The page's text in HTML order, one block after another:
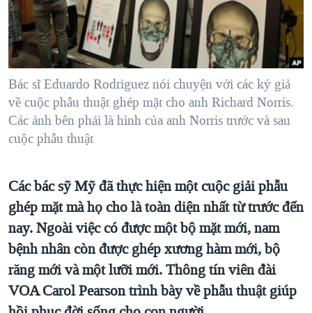
"Tìm"NGƯỜI VIỆT HẢI NGOẠI
ĐỜI SỐNG
KINH TẾ
KHOA HỌC
SỨC KHOẺ
VĂN HOÁ
GIÁO DỤC
TẠI
HÀNH TRÌNH BẦU CỬ 2024
MỘT NĂM CHIẾN TRANH TẠI DẢI GAZA
GIẢI MÃ VÀNH ĐAI & CON ĐƯỜNG
NGÀY TỊ NẠN THẾ GIỚI
TRỊNH VĨNH BÌNH - NGƯỜI HẠ 'BÊN THẮNG CUỘC'
CHI PHÍ CHIẾN TRANH AFGHANISTAN
CÁC GIÁ TRỊ CỘNG HÒA Ở VIỆT NAM
THƯỢNG ĐỈNH TRUMP-KIM TẠI VIỆT NAM
TRỊNH VĨNH BÌNH VS. CHÍNH PHỦ VIỆT NAM
NGƯ DÂN VIỆT VÀ LÀN SÓNG TRỘM HẢI SÂM
BÊN KIA QUỐC LỘ: TIẾNG VỌNG TỪ NÔNG THÔN MỸ
VIDEO
NGHE
MẠNG XÃ HỘI
Ngôn ngữ khác
Bác sĩ Eduardo Rodriguez nói chuyện với các ký giả
về cuộc phẫu thuật ghép mặt cho anh Richard Norris.
Các ảnh bên phải là hình của anh Norris trước và sau
cuộc phẫu thuật
Các bác sỹ Mỹ đã thực hiện một cuộc giải phẫu
ghép mặt mà họ cho là toàn diện nhất từ trước đến
nay. Ngoài việc có được một bộ mặt mới, nam
bệnh nhân còn được ghép xương hàm mới, bộ
răng mới và một lưỡi mới. Thông tín viên đài
VOA Carol Pearson trình bày về phẫu thuật giúp